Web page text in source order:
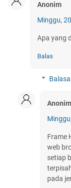
Anonim
Minggu,
Apa yang
Balas
Anonim
Frame
web
setiap
pada